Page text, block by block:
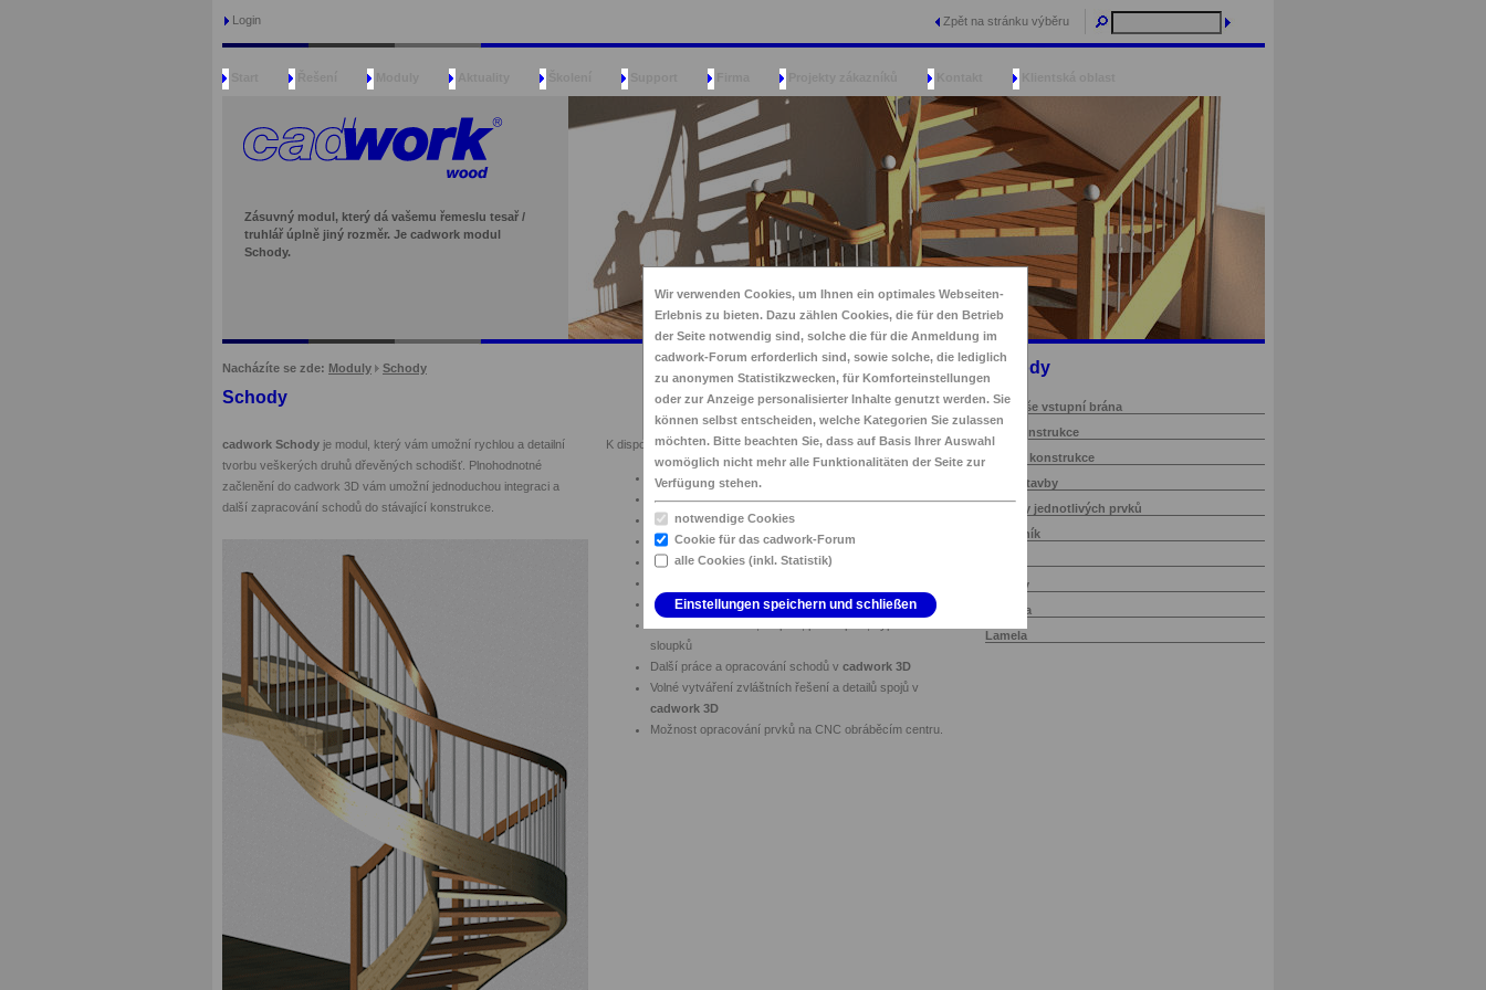
Login Zpět na stránku výběru
Zásuvný modul, který dá vašemu řemeslu tesař /
truhlář úplně jiný rozměr. Je cadwork modul
Schody.
Nacházíte se zde: Moduly Schody
Schody
cadwork Schody je modul, který vám umožní rychlou a detailní
tvorbu veškerých druhů dřevěných schodišť. Plnohodnotné
začlenění do cadwork 3D vám umožní jednoduchou integraci a
další zapracování schodů do stávající konstrukce.
K dispozici jsou vám následující možnosti práce:
Volné, jednoduché, nebo komplexní půdorysy schodů
Převzetí půdorysů zcadwork 2D
Tvorba parametrických půdorysů v
Volná kombinace konstrukcí schodnic
Vizualizace schodů pomocí libovolných textur a materiálů
Dynamické provedení všech změn
sloupků
Další práce a opracování schodů v cadwork 3D
Volné vytváření zvláštních řešení a detailů spojů v
cadwork 3D
Možnost opracování prvků na CNC obráběcím centru.
Schody
2D - Vaše vstupní brána
3D - Konstrukce
Střešní konstrukce
Dřevostavby
Výkresy jednotlivých prvků
Kusovník
Schody
Varianta
Lamela
Wir verwenden Cookies, um Ihnen ein optimales Webseiten-
Erlebnis zu bieten. Dazu zählen Cookies, die für den Betrieb
der Seite notwendig sind, solche die für die Anmeldung im
cadwork-Forum erforderlich sind, sowie solche, die lediglich
zu anonymen Statistikzwecken, für Komforteinstellungen
oder zur Anzeige personalisierter Inhalte genutzt werden. Sie
können selbst entscheiden, welche Kategorien Sie zulassen
möchten. Bitte beachten Sie, dass auf Basis Ihrer Auswahl
womöglich nicht mehr alle Funktionalitäten der Seite zur
Verfügung stehen.
notwendige Cookies
Cookie für das cadwork-Forum
alle Cookies (inkl. Statistik)
Einstellungen speichern und schließen